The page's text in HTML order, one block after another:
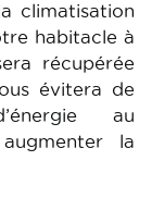
climatisation
habitacle à
récupérée
évitera de
au
la